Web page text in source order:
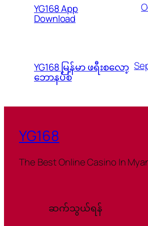
YG168 App
Download
YG168 မြန်မာ ဖရီးစလော့
ဘောနပ်စ်
YG168
The Best Online Casino In
ဆက်သွယ်ရန်